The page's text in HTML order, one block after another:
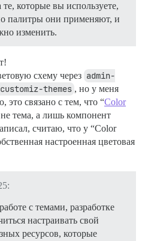
которые вы используете,
палитры они применяют, и
изменить.
схему через admin-
themes , но у меня
связано с тем, что “Color
тема, а лишь компонент
считаю, что у “Color
настроенная цветовая
с темами, разработке
настраивать свой
ресурсов, которые